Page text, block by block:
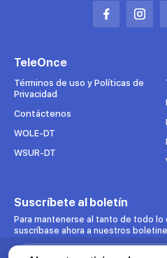
Abrir
pestaña
Abrir
TeleOnce
Términos de uso y Políticas de
Privacidad
Contáctenos
WOLE-DT
WSUR-DT
Suscríbete al boletín
Para mantenerse al tanto de todo lo
suscríbase ahora a nuestros
Search: